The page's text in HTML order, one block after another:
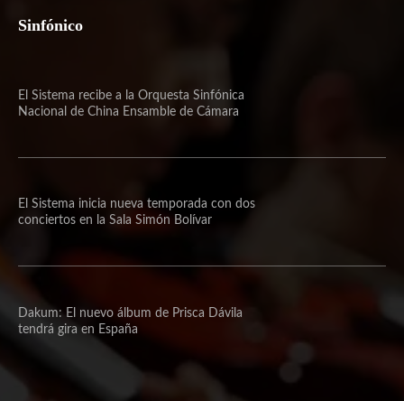
Sinfónico
El Sistema recibe a la Orquesta Sinfónica
Nacional de China Ensamble de Cámara
El Sistema inicia nueva temporada con dos
conciertos en la Sala Simón Bolívar
Dakum: El nuevo álbum de Prisca Dávila
tendrá gira en España